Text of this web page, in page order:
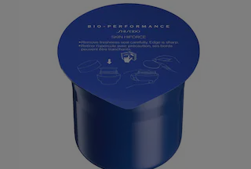
vos choix concernant
associer les
ou générées lors
à tout moment choisir